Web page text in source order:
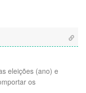
eleições (ano) e
os